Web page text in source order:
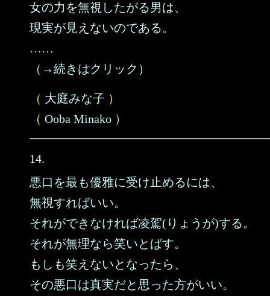
女の力を無視したがる男は、
現実が見えないのである。
……
（→続きはクリック）
（ 大庭みな子 ）
（ Ooba Minako ）
14.
悪口を最も優雅に受け止めるには、
無視すればいい。
それができなければ凌駕(りょうが)する。
それが無理なら笑いとばす。
もしも笑えないとなったら、
その悪口は真実だと思った方がいい。